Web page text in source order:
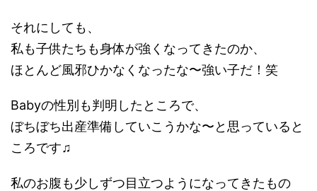
それにしても、
私も子供たちも身体が強くなってきたのか、
ほとんど風邪ひかなくなったな〜強い子だ！笑
Babyの性別も判明したところで、
ぼちぼち出産準備していこうかな〜と思っていると
ころです♫
私のお腹も少しずつ目立つようになってきたもの